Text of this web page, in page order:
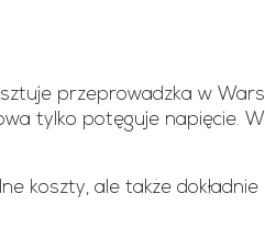
przeprowadzka w
tylko potęguje napięcie.
koszty, ale także dokładnie